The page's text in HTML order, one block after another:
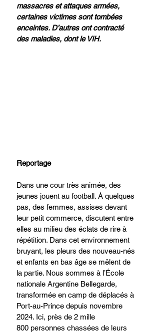
massacres et attaques armées,
certaines victimes sont tombées
enceintes. D’autres ont contracté
des maladies, dont le VIH.
Reportage
Dans une cour très animée, des
jeunes jouent au football. À quelques
pas, des femmes, assises devant
leur petit commerce, discutent entre
elles au milieu des éclats de rire à
répétition. Dans cet environnement
bruyant, les pleurs des nouveau-nés
et enfants en bas âge se mêlent de
la partie. Nous sommes à l’École
nationale Argentine Bellegarde,
transformée en camp de déplacés à
Port-au-Prince depuis novembre
2024. Ici, près de 2 mille
800 personnes chassées de leurs